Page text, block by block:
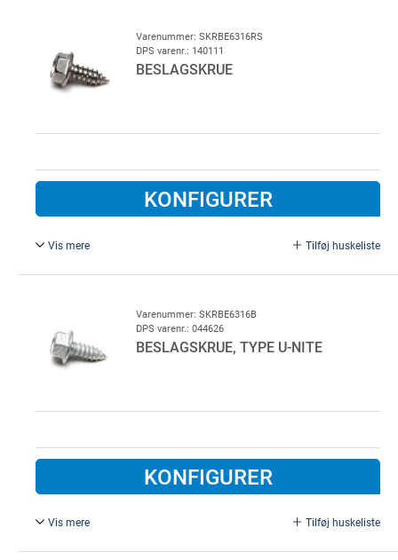
Varenummer: SKRBE6316RS
DPS varenr.: 140111
BESLAGSKRUE
KONFIGURER
Vis mere Tilføj huskeliste
Varenummer: SKRBE6316B
DPS varenr.: 044626
BESLAGSKRUE, TYPE U-NITE
KONFIGURER
Vis mere Tilføj huskeliste
6,3 x 16 mm, Galvaniseret Stål. Ny type med forbedret